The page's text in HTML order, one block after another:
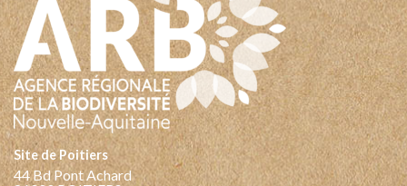
Site de Poitiers
44 Bd Pont Achard